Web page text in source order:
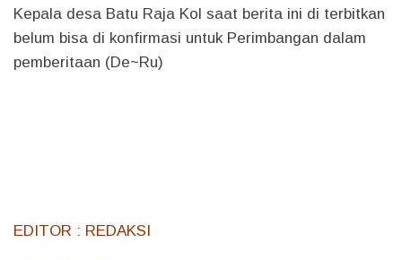
Kepala desa Batu Raja Kol saat berita ini di terbitkan
belum bisa di konfirmasi untuk Perimbangan dalam
pemberitaan (De~Ru)
EDITOR : REDAKSI